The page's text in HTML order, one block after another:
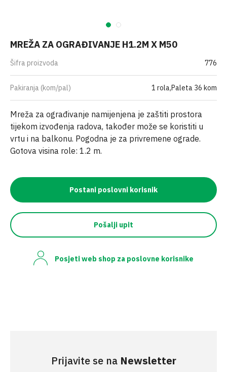
MREŽA ZA OGRAĐIVANJE H1.2M X M50
Šifra proizvoda 776
Pakiranja (kom/pal) 1 rola,Paleta 36 kom
Mreža za ograđivanje namijenjena je zaštiti prostora
tijekom izvođenja radova, također može se koristiti u
vrtu i na balkonu. Pogodna je za privremene ograde.
Gotova visina role: 1.2 m.
Postani poslovni korisnik
Pošalji upit
Posjeti web shop za poslovne korisnike
Prijavite se na Newsletter